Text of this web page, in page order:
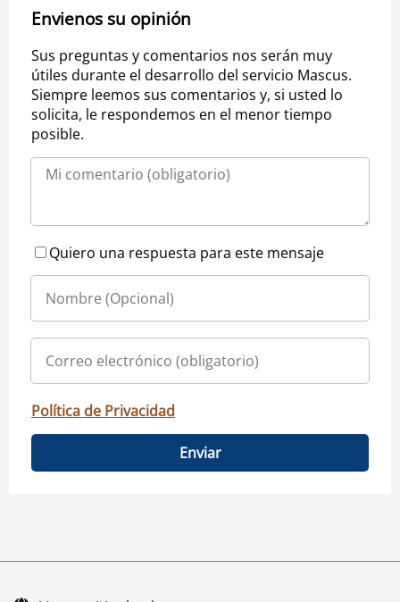
Envienos su opinión
Sus preguntas y comentarios nos serán muy
útiles durante el desarrollo del servicio Mascus.
Siempre leemos sus comentarios y, si usted lo
solicita, le respondemos en el menor tiempo
posible.
Quiero una respuesta para este mensaje
Política de Privacidad
Enviar